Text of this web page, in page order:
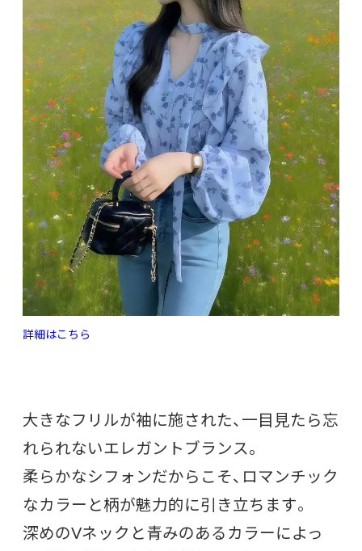
詳細はこちら
大きなフリルが袖に施された、一目見たら忘
れられないエレガントブランス。
柔らかなシフォンだからこそ、ロマンチック
なカラーと柄が魅力的に引き立ちます。
深めのVネックと青みのあるカラーによっ